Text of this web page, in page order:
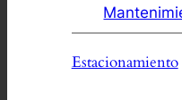
Estacionamiento